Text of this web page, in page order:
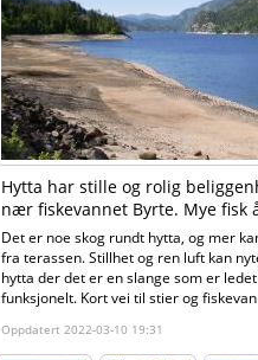
Hytta har stille og rolig
nær fiskevannet Byrte. Mye fisk
Det er noe skog rundt hytta, og mer
fra terassen. Stillhet og ren luft kan
hytta der det er en slange som er
funksjonelt. Kort vei til stier og
Oppdatert 2022-03-10 19:31